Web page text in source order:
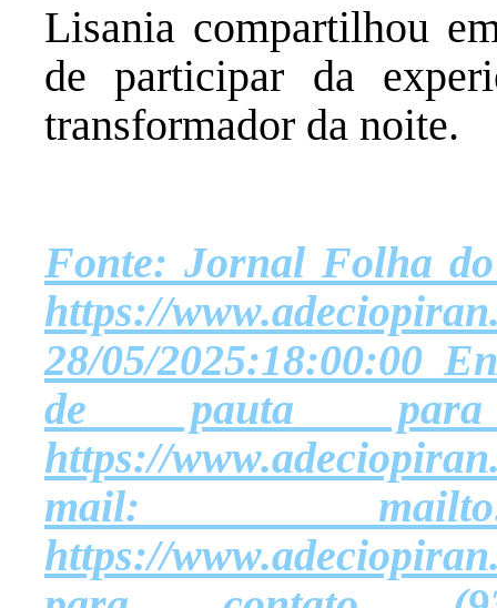
Lisania compartilhou
de participar da
transformador da noite.
Fonte: Jornal Folha
https://
28/05/2025:18:00:00
de pauta
https://
mail:
https://